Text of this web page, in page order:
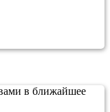
в ближайшее